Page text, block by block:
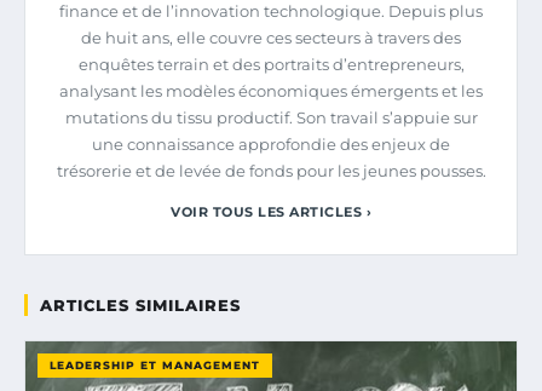
finance et de l’innovation technologique. Depuis plus
de huit ans, elle couvre ces secteurs à travers des
enquêtes terrain et des portraits d’entrepreneurs,
analysant les modèles économiques émergents et les
mutations du tissu productif. Son travail s’appuie sur
une connaissance approfondie des enjeux de
trésorerie et de levée de fonds pour les jeunes pousses.
VOIR TOUS LES ARTICLES ›
ARTICLES SIMILAIRES
LEADERSHIP ET MANAGEMENT